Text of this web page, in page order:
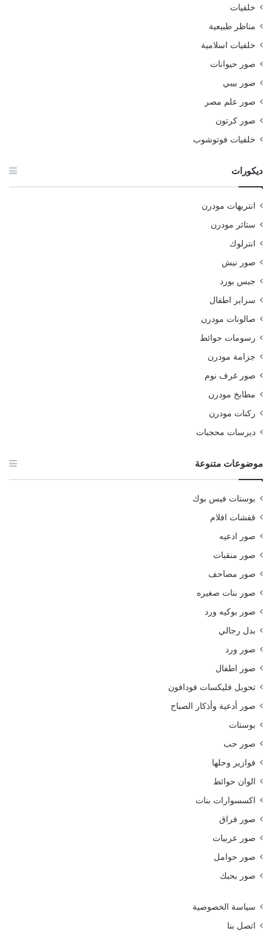
خلفيات
مناظر طبيعية
خلفيات اسلامية
صور حيوانات
صور بيبي
صور علم مصر
صور كرتون
خلفيات فوتوشوب
ديكورات
انتريهات مودرن
ستائر مودرن
انترلوك
صور نيش
جبس بورد
سراير اطفال
صالونات مودرن
رسومات حوائط
جزامة مودرن
صور غرف نوم
مطابخ مودرن
ركنات مودرن
ديرسات محجبات
موضوعات متنوعة
بوستات فيس بوك
قفشات افلام
صور ادعيه
صور منقبات
صور مصاحف
صور بنات صغيره
صور بوكيه ورد
بدل رجالي
صور ورد
صور اطفال
تحويل فليكسات فودافون
صور أدعية وأذكار الصباح
بوستات
صور حب
فوازير وحلها
الوان حوائط
اكسسوارات بنات
صور فراق
صور عربيات
صور حوامل
صور بحبك
سياسة الخصوصية
اتصل بنا